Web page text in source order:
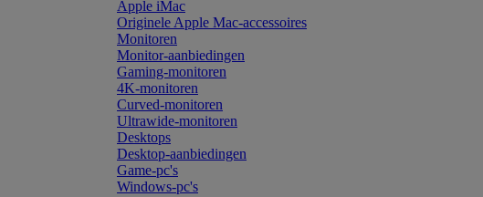
Apple iMac
Originele Apple Mac-accessoires
Monitoren
Monitor-aanbiedingen
Gaming-monitoren
4K-monitoren
Curved-monitoren
Ultrawide-monitoren
Desktops
Desktop-aanbiedingen
Game-pc's
Windows-pc's